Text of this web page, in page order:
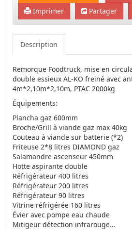
Imprimer
Partager
Description
Remorque Foodtruck, mise en
double essieux AL-KO freiné avec
4m*2,10m*2,10m, PTAC 2000kg
Équipements:
Plancha gaz 600mm
Broche/Grill à viande gaz max 40kg
Couteau à viande sur batterie (*2)
Friteuse 2*8 litres DIAMOND gaz
Salamandre ascenseur 450mm
Hotte aspirante double
Réfrigérateur 400 litres
Réfrigérateur 200 litres
Réfrigérateur 90 litres
Vitrine réfrigérée 160 litres
Évier avec pompe eau chaude
Mitigeur détection infrarouge…